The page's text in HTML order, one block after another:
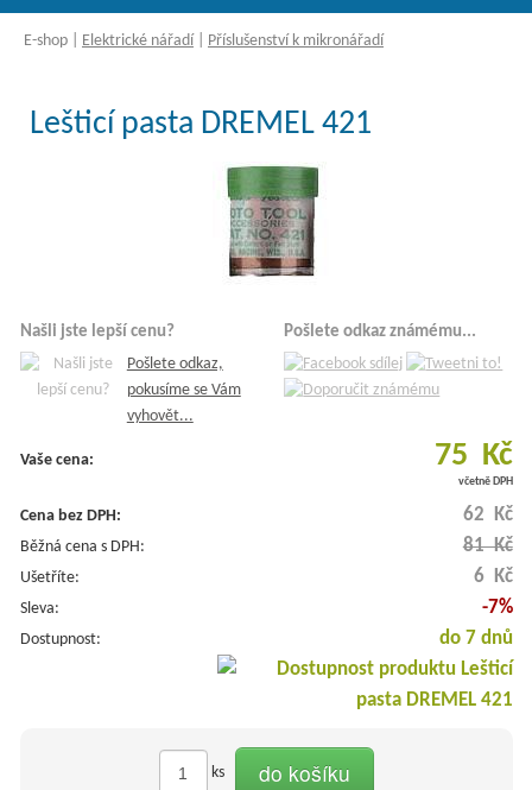
E-shop Elektrické nářadí Příslušenství k mikronářadí
Lešticí pasta DREMEL 421
Našli jste lepší cenu?
Pošlete odkaz,
pokusíme se Vám
vyhovět...
Pošlete odkaz známému...
Vaše cena: 75 Kč
včetně DPH
Cena bez DPH: 62 Kč
Běžná cena s DPH: 81 Kč
Ušetříte: 6 Kč
Sleva: -7%
Dostupnost: do 7 dnů
ks do košíku